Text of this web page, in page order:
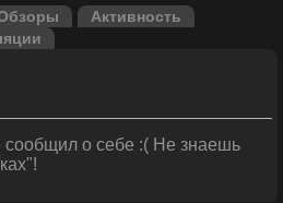
Активность
сообщил о себе :( Не знаешь